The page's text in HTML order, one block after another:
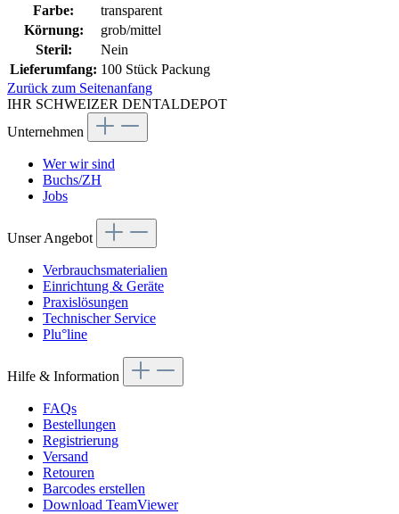
Farbe:
transparent
Körnung:
grob/mittel
Steril:
Nein
Lieferumfang: 100 Stück Packung
Zurück zum Seitenanfang
IHR SCHWEIZER DENTALDEPOT
Unternehmen
Wer wir sind
Buchs/ZH
Jobs
Unser Angebot
Verbrauchsmaterialien
Einrichtung & Geräte
Praxislösungen
Technischer Service
Plu°line
Hilfe & Information
FAQs
Bestellungen
Registrierung
Versand
Retouren
Barcodes erstellen
Download TeamViewer